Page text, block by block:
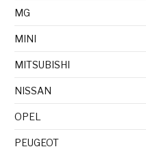
MG
MINI
MITSUBISHI
NISSAN
OPEL
PEUGEOT